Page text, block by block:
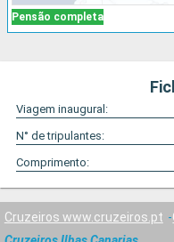
Pensão completa
Viagem inaugural:
N° de tripulantes:
Comprimento:
Cruzeiros www.cruzeiros.pt